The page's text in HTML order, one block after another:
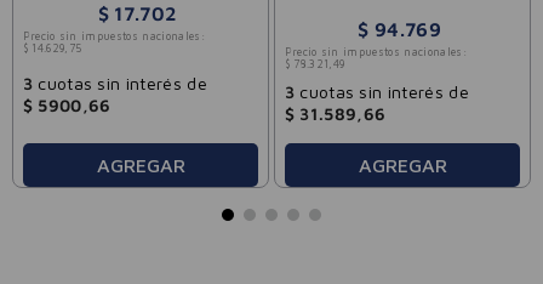
$ 17 702
Precio sin impuestos nacionales:
$ 14.629 75
3cuotas sin interés de
$ 5900 66
AGREGAR
$ 94.769
Precio sin impuestos nacionales:
$ 78 .321 , 49
3cuotas sin interés de
$ 31.589 66
AGREGAR